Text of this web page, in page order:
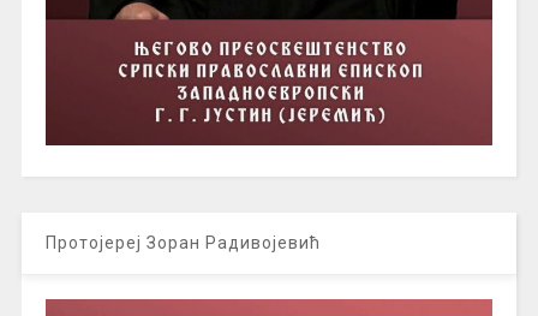
Протојереј Зоран Радивојевић